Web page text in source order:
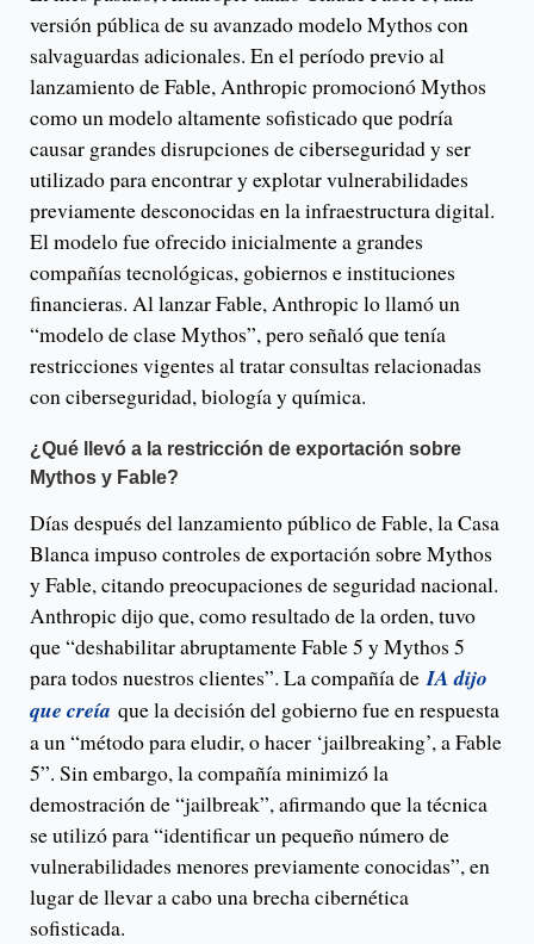
versión pública de su avanzado modelo Mythos con
salvaguardas adicionales. En el período previo al
lanzamiento de Fable, Anthropic promocionó Mythos
como un modelo altamente sofisticado que podría
causar grandes disrupciones de ciberseguridad y ser
utilizado para encontrar y explotar vulnerabilidades
previamente desconocidas en la infraestructura digital.
El modelo fue ofrecido inicialmente a grandes
compañías tecnológicas, gobiernos e instituciones
financieras. Al lanzar Fable, Anthropic lo llamó un
“modelo de clase Mythos”, pero señaló que tenía
restricciones vigentes al tratar consultas relacionadas
con ciberseguridad, biología y química.
¿Qué llevó a la restricción de exportación sobre
Mythos y Fable?
Días después del lanzamiento público de Fable, la Casa
Blanca impuso controles de exportación sobre Mythos
y Fable, citando preocupaciones de seguridad nacional.
Anthropic dijo que, como resultado de la orden, tuvo
que “deshabilitar abruptamente Fable 5 y Mythos 5
para todos nuestros clientes”. La compañía de IA dijo
que creía que la decisión del gobierno fue en respuesta
a un “método para eludir, o hacer ‘jailbreaking’, a Fable
5”. Sin embargo, la compañía minimizó la
demostración de “jailbreak”, afirmando que la técnica
se utilizó para “identificar un pequeño número de
vulnerabilidades menores previamente conocidas”, en
lugar de llevar a cabo una brecha cibernética
sofisticada.